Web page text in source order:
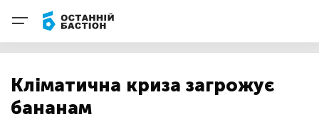
Кліматична криза загрожує
бананам